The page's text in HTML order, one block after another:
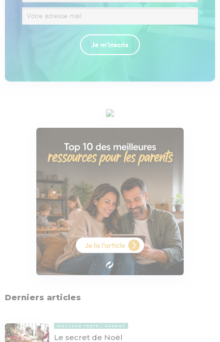
Je m'inscris
Derniers articles
MESSAGE TEXTE PARENT
Le secret de Noël